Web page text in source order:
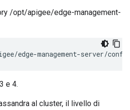
/opt/apigee/edge-management-
edge-management-server/conf
e 4.
al cluster, il livello di